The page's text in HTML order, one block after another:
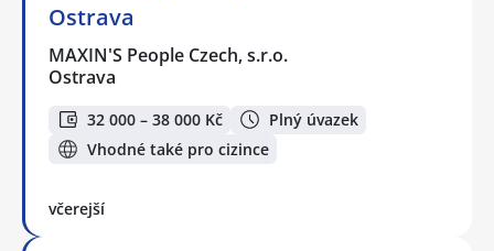
Ostrava
MAXIN'S People Czech, s.r.o.
Ostrava
32 000 – 38 000 Kč
Plný úvazek
Vhodné také pro cizince
včerejší